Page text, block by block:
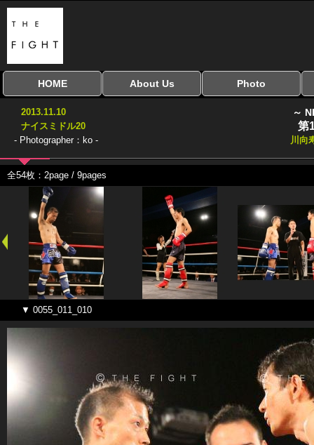
HOME
全興行を表示
ナイスミドル
アマチュアキック
協議会
全日本学生キック
建武館キッズ大会
Bigbang
おやじファイト
About Us Photo
2013.11.10
ナイスミドル20
- Photographer：ko -
～
第
川向
全54枚：2page / 9pages
▼ 0055_011_010